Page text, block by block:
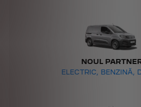
NOUL
ELECTRIC, BENZINĂ,